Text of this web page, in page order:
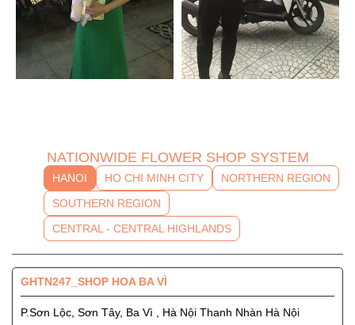
NATIONWIDE FLOWER SHOP SYSTEM
HANOI HO CHI MINH CITY
NORTHERN REGION
SOUTHERN REGION
CENTRAL - CENTRAL HIGHLANDS
GHTN247_SHOP HOA BA VÌ
P.Sơn Lộc, Sơn Tây, Ba Vì , Hà Nội Thanh Nhàn Hà Nội